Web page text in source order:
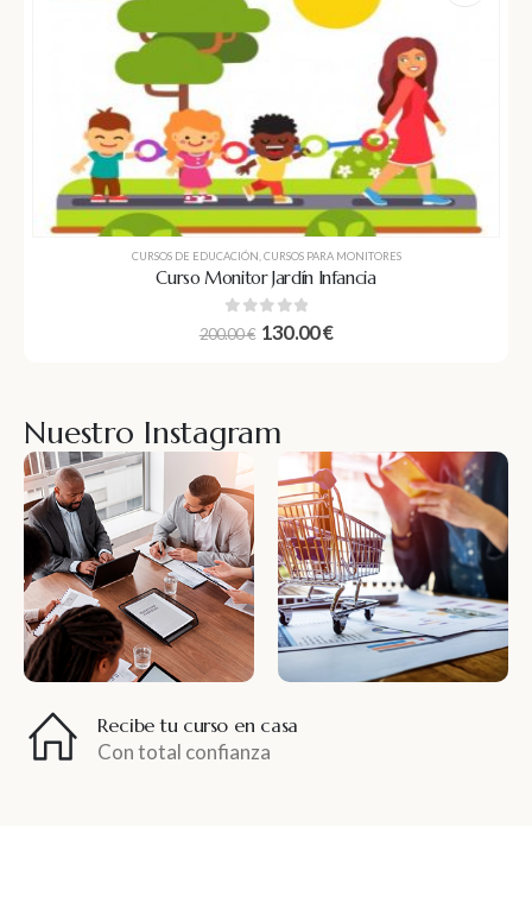
CURSOS DE EDUCACIÓN,CURSOS PARA MONITORES
Curso Monitor Jardín Infancia
0out of 5
200.00€ 130.00€
Nuestro Instagram
Recibe tu curso en casa
Con total confianza